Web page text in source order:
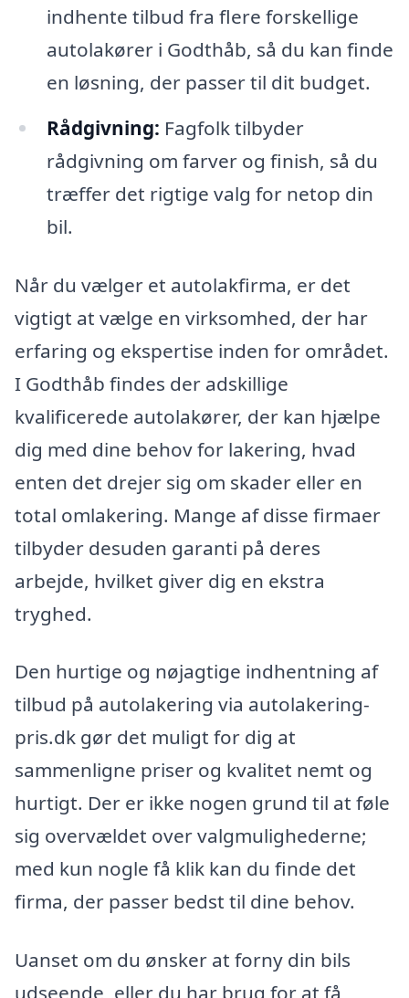
indhente tilbud fra flere forskellige
autolakører i Godthåb, så du kan finde
en løsning, der passer til dit budget.
Rådgivning: Fagfolk tilbyder
rådgivning om farver og finish, så du
træffer det rigtige valg for netop din
bil.
Når du vælger et autolakfirma, er det
vigtigt at vælge en virksomhed, der har
erfaring og ekspertise inden for området.
I Godthåb findes der adskillige
kvalificerede autolakører, der kan hjælpe
dig med dine behov for lakering, hvad
enten det drejer sig om skader eller en
total omlakering. Mange af disse firmaer
tilbyder desuden garanti på deres
arbejde, hvilket giver dig en ekstra
tryghed.
Den hurtige og nøjagtige indhentning af
tilbud på autolakering via autolakering-
pris.dk gør det muligt for dig at
sammenligne priser og kvalitet nemt og
hurtigt. Der er ikke nogen grund til at føle
sig overvældet over valgmulighederne;
med kun nogle få klik kan du finde det
firma, der passer bedst til dine behov.
Uanset om du ønsker at forny din bils
udseende, eller du har brug for at få